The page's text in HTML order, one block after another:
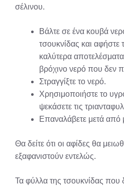
σέλινου.
Βάλτε σε ένα κουβά
τσουκνίδας και αφήστε
καλύτερα
βρόχινο νερό που δεν
Στραγγίξτε το νερό.
Χρησιμοποιήστε το
ψεκάσετε τις
Επαναλάβετε μετά από
Θα δείτε ότι οι αφίδες θα
εξαφανιστούν εντελώς.
Τα φύλλα της τσουκνίδας που